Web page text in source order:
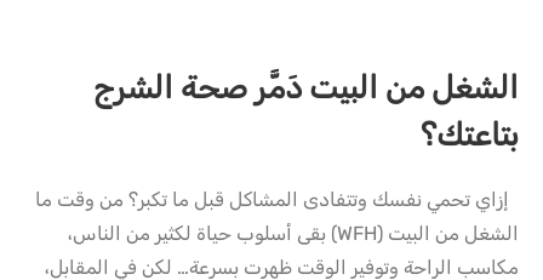
الشغل من البيت دَمَّر صحة الشرج
بتاعتك؟
إزاي تحمي نفسك وتتفادى المشاكل قبل ما تكبر؟ من وقت ما
الشغل من البيت (WFH) بقى أسلوب حياة لكثير من الناس،
مكاسب الراحة وتوفير الوقت ظهرت بسرعة… لكن في المقابل،